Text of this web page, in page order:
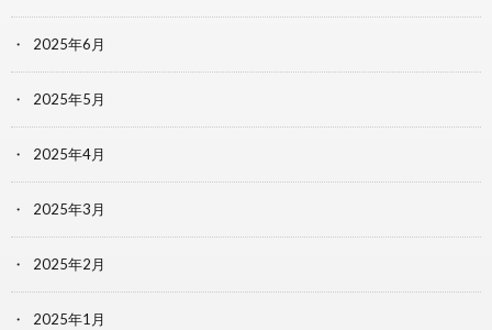
2025年6月
2025年5月
2025年4月
2025年3月
2025年2月
2025年1月